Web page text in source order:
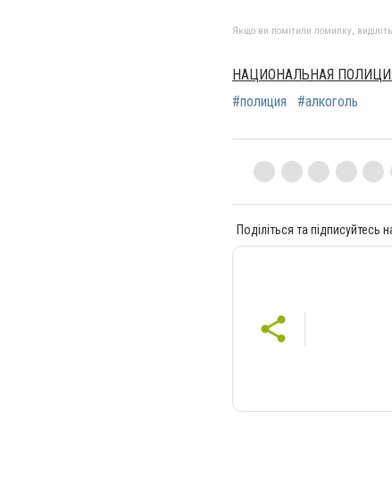
Якщо ви помітили помилку,
НАЦИОНАЛЬНАЯ
#полиция
#алкоголь
Поділіться та підписуйтесь